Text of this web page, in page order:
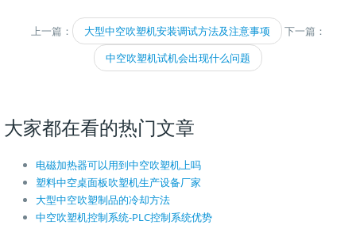
上一篇： 大型中空吹塑机安装调试方法及注意事项
下一篇：
中空吹塑机试机会出现什么问题
大家都在看的热门文章
电磁加热器可以用到中空吹塑机上吗
塑料中空桌面板吹塑机生产设备厂家
大型中空吹塑制品的冷却方法
中空吹塑机控制系统-PLC控制系统优势